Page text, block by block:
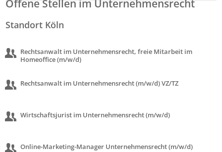
Offene Stellen im Unternehmensrecht
Standort Köln
Rechtsanwalt im Unternehmensrecht, freie Mitarbeit im
Homeoffice (m/w/d)
Rechtsanwalt im Unternehmensrecht (m/w/d) VZ/TZ
Wirtschaftsjurist im Unternehmensrecht (m/w/d)
Online-Marketing-Manager Unternehmensrecht (m/w/d)